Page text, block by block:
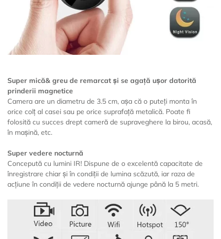
Super mică& greu de remarcat și se agață ușor datorită
prinderii magnetice
Camera are un diametru de 3.5 cm, așa că o puteți monta în
orice colț al casei sau pe orice suprafață metalică. Poate fi
folosită cu succes drept cameră de supraveghere la birou, acasă,
în mașină, etc.
Super vedere nocturnă
Concepută cu lumini IR! Dispune de o excelentă capacitate de
înregistrare chiar și în condiții de lumina scăzută, iar raza de
acțiune în condiții de vedere nocturnă ajunge până la 5 metri.